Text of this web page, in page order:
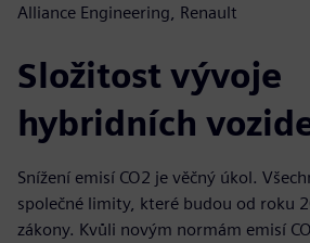
Alliance Engineering, Renault
Složitost vývoje
hybridních
Snížení emisí CO2 je věčný úkol.
společné limity, které budou od roku
zákony. Kvůli novým normám emisí